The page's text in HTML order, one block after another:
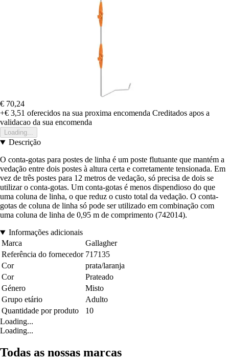
€ 70,24
+€ 3,51 oferecidos na sua proxima encomenda Creditados apos a
validacao da sua encomenda
Loading...
Descrição
O conta-gotas para postes de linha é um poste flutuante que mantém a
vedação entre dois postes à altura certa e corretamente tensionada. Em
vez de três postes para 12 metros de vedação, só precisa de dois se
utilizar o conta-gotas. Um conta-gotas é menos dispendioso do que
uma coluna de linha, o que reduz o custo total da vedação. O conta-
gotas de coluna de linha só pode ser utilizado em combinação com
uma coluna de linha de 0,95 m de comprimento (742014).
Informações adicionais
Marca
Gallagher
Referência do fornecedor 717135
Cor
prata/laranja
Cor
Prateado
Género
Misto
Grupo etário
Adulto
Quantidade por produto
10
Loading...
Loading...
Todas as nossas marcas